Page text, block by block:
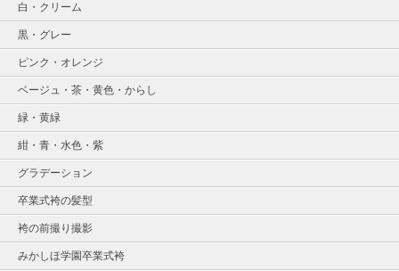
白・クリーム
黒・グレー
ピンク・オレンジ
ベージュ・茶・黄色・からし
緑・黄緑
紺・青・水色・紫
グラデーション
卒業式袴の髪型
袴の前撮り撮影
みかしほ学園卒業式袴